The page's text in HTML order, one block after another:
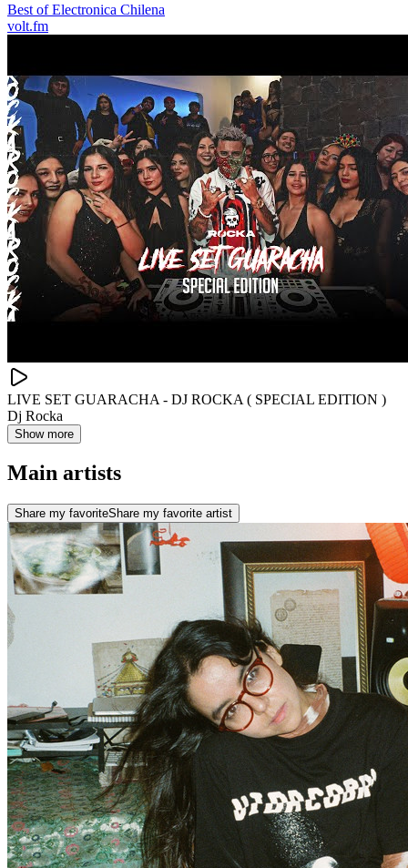
Best of Electronica Chilena
volt.fm
LIVE SET GUARACHA - DJ ROCKA ( SPECIAL EDITION )
Dj Rocka
Show more
Main artists
Share my favoriteShare my favorite artist